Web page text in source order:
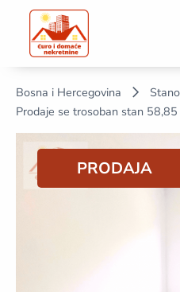
Bosna i Hercegovina
Prodaje se trosoban stan
PRODAJA